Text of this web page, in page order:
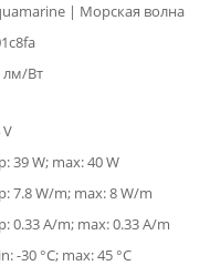
| Морская волна
лм/Вт
V
39 W; max: 40 W
7.8 W/m; max: 8 W/m
0.33 A/m; max: 0.33 A/m
-30 °C; max: 45 °C